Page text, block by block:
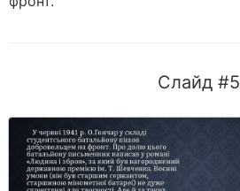
Слайд #5